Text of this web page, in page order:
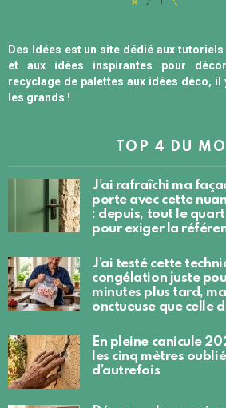
Des Idées est un site dédié aux
et aux idées inspirantes pour
recyclage de palettes aux idées déco, il
les grands !
TOP 4 DU
J’ai rafraîchi ma
porte avec cette
: depuis, tout le
pour exiger la
J’ai testé cette
congélation juste
minutes plus tard,
onctueuse que celle
En pleine canicule
les cinq mètres
d’autrefois